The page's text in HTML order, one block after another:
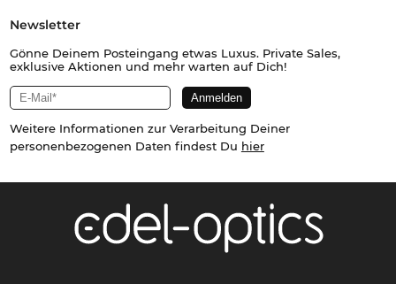
Newsletter
Gönne Deinem Posteingang etwas Luxus. Private Sales,
exklusive Aktionen und mehr warten auf Dich!
Weitere Informationen zur Verarbeitung Deiner
personenbezogenen Daten findest Du hier